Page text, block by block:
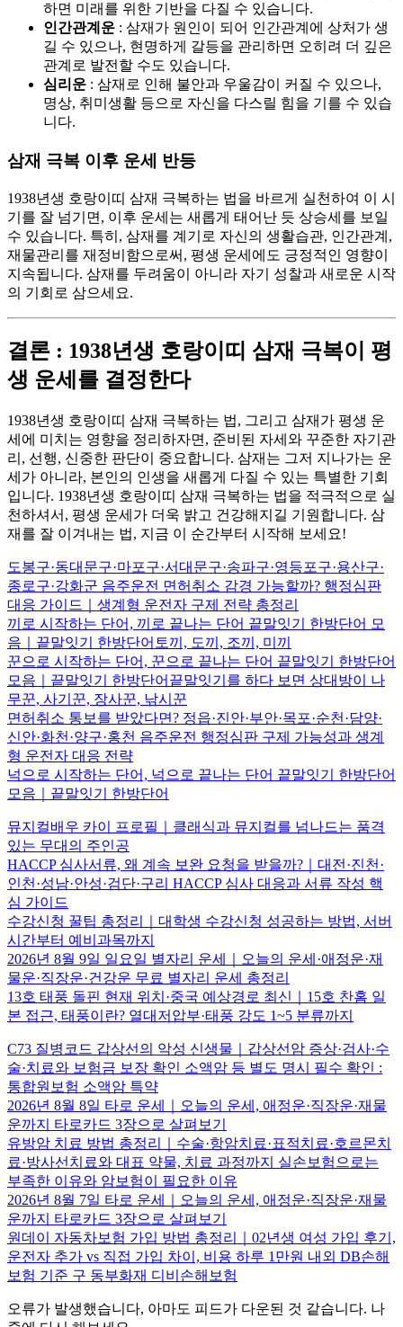
하면 미래를 위한 기반을 다질 수 있습니다.
인간관계운 : 삼재가 원인이 되어 인간관계에 상처가 생
길 수 있으나, 현명하게 갈등을 관리하면 오히려 더 깊은
관계로 발전할 수도 있습니다.
심리운 : 삼재로 인해 불안과 우울감이 커질 수 있으나,
명상, 취미생활 등으로 자신을 다스릴 힘을 기를 수 있습
니다.
삼재 극복 이후 운세 반등
1938년생 호랑이띠 삼재 극복하는 법을 바르게 실천하여 이 시
기를 잘 넘기면, 이후 운세는 새롭게 태어난 듯 상승세를 보일
수 있습니다. 특히, 삼재를 계기로 자신의 생활습관, 인간관계,
재물관리를 재정비함으로써, 평생 운세에도 긍정적인 영향이
지속됩니다. 삼재를 두려움이 아니라 자기 성찰과 새로운 시작
의 기회로 삼으세요.
결론 : 1938년생 호랑이띠 삼재 극복이 평
생 운세를 결정한다
1938년생 호랑이띠 삼재 극복하는 법, 그리고 삼재가 평생 운
세에 미치는 영향을 정리하자면, 준비된 자세와 꾸준한 자기관
리, 선행, 신중한 판단이 중요합니다. 삼재는 그저 지나가는 운
세가 아니라, 본인의 인생을 새롭게 다질 수 있는 특별한 기회
입니다. 1938년생 호랑이띠 삼재 극복하는 법을 적극적으로 실
천하셔서, 평생 운세가 더욱 밝고 건강해지길 기원합니다. 삼
재를 잘 이겨내는 법, 지금 이 순간부터 시작해 보세요!
도봉구·동대문구·마포구·서대문구·송파구·영등포구·용산구·
종로구·강화군 음주운전 면허취소 감경 가능할까? 행정심판
대응 가이드｜생계형 운전자 구제 전략 총정리
끼로 시작하는 단어, 끼로 끝나는 단어 끝말잇기 한방단어 모
음｜끝말잇기 한방단어토끼, 도끼, 조끼, 미끼
꾼으로 시작하는 단어, 꾼으로 끝나는 단어 끝말잇기 한방단어
모음｜끝말잇기 한방단어끝말잇기를 하다 보면 상대방이 나
무꾼, 사기꾼, 장사꾼, 낚시꾼
면허취소 통보를 받았다면? 정읍·진안·부안·목포·순천·담양·
신안·화천·양구·홍천 음주운전 행정심판 구제 가능성과 생계
형 운전자 대응 전략
넉으로 시작하는 단어, 넉으로 끝나는 단어 끝말잇기 한방단어
모음｜끝말잇기 한방단어
뮤지컬배우 카이 프로필｜클래식과 뮤지컬를 넘나드는 품격
있는 무대의 주인공
HACCP 심사서류, 왜 계속 보완 요청을 받을까?｜대전·진천·
인천·성남·안성·검단·구리 HACCP 심사 대응과 서류 작성 핵
심 가이드
수강신청 꿀팁 총정리｜대학생 수강신청 성공하는 방법, 서버
시간부터 예비과목까지
2026년 8월 9일 일요일 별자리 운세｜오늘의 운세·애정운·재
물운·직장운·건강운 무료 별자리 운세 총정리
13호 태풍 돌핀 현재 위치·중국 예상경로 최신｜15호 찬홈 일
본 접근, 태풍이란? 열대저압부·태풍 강도 1~5 분류까지
C73 질병코드 갑상선의 악성 신생물｜갑상선암 증상·검사·수
술·치료와 보험금 보장 확인 소액암 등 별도 명시 필수 확인 :
통합원보험 소액암 특약
2026년 8월 8일 타로 운세｜오늘의 운세, 애정운·직장운·재물
운까지 타로카드 3장으로 살펴보기
유방암 치료 방법 총정리｜수술·항암치료·표적치료·호르몬치
료·방사선치료와 대표 약물, 치료 과정까지 실손보험으로는
부족한 이유와 암보험이 필요한 이유
2026년 8월 7일 타로 운세｜오늘의 운세, 애정운·직장운·재물
운까지 타로카드 3장으로 살펴보기
원데이 자동차보험 가입 방법 총정리｜02년생 여성 가입 후기,
운전자 추가 vs 직접 가입 차이, 비용 하루 1만원 내외 DB손해
보험 기준 구 동부화재 디비손해보험
오류가 발생했습니다, 아마도 피드가 다운된 것 같습니다. 나